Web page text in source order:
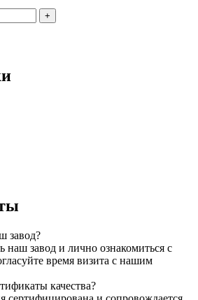
+
завод?
наш завод и лично ознакомиться с
время визита с нашим
качества?